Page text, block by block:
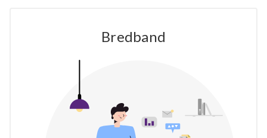
Bredband